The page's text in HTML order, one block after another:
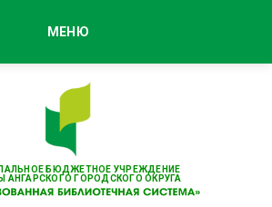
БЮДЖЕТНОЕ УЧРЕЖДЕНИЕ
АНГАРСКОГО ГОРОДСКОГО ОКРУГА
МЕНЮ